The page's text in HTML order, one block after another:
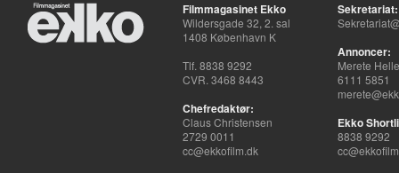
Filmmagasinet Ekko
Wildersgade 32, 2. sal
1408 København K
Tlf. 8838 9292
CVR. 3468 8443
Chefredaktør:
Claus Christensen
2729 0011
cc@ekkofilm.dk
Sekretariat:
Annoncer:
Merete
6111 5851
Ekko
8838 9292